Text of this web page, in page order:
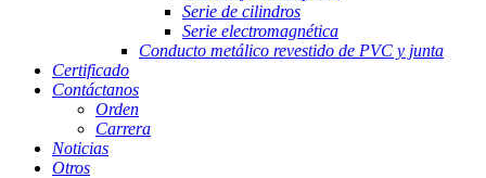
Serie de cilindros
Serie electromagnética
Conducto metálico revestido de PVC y junta
Certificado
Contáctanos
Orden
Carrera
Noticias
Otros